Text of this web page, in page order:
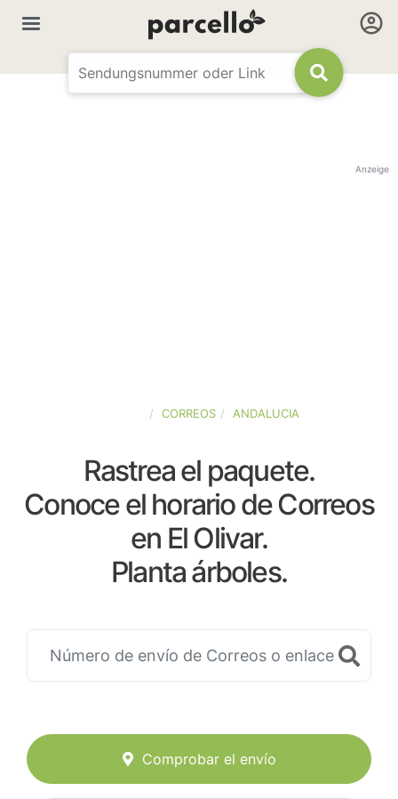
Anzeige
CORREOS ANDALUCIA
Rastrea el paquete.
Conoce el horario de Correos
en El Olivar.
Planta árboles.
Comprobar el envío